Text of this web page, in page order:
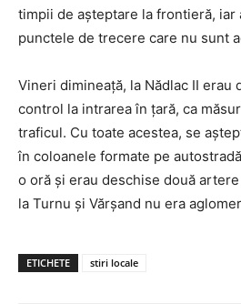
timpii de aşteptare la frontieră, iar
punctele de trecere care nu sunt
Vineri dimineaţă, la Nădlac II erau
control la intrarea în ţară, ca
traficul. Cu toate acestea, se
în coloanele formate pe
o oră şi erau deschise două
la Turnu şi Vărşand nu era
ETICHETE stiri locale